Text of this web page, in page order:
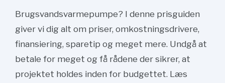
Brugsvandsvarmepumpe? I denne prisguiden
giver vi dig alt om priser, omkostningsdrivere,
finansiering, sparetip og meget mere. Undgå at
betale for meget og få rådene der sikrer, at
projektet holdes inden for budgettet. Læs